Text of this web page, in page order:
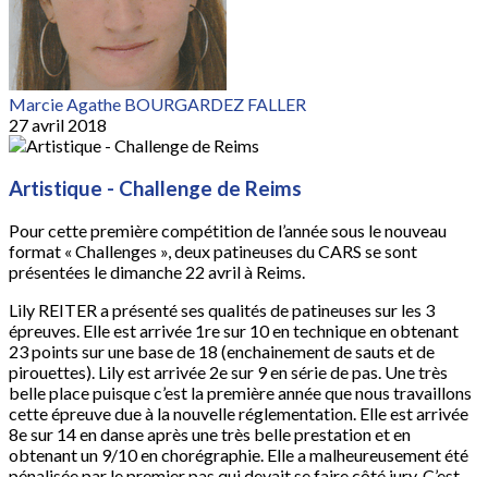
Marcie Agathe BOURGARDEZ FALLER
27 avril 2018
Artistique - Challenge de Reims
Pour cette première compétition de l’année sous le nouveau
format « Challenges », deux patineuses du CARS se sont
présentées le dimanche 22 avril à Reims.
Lily REITER a présenté ses qualités de patineuses sur les 3
épreuves. Elle est arrivée 1re sur 10 en technique en obtenant
23 points sur une base de 18 (enchainement de sauts et de
pirouettes). Lily est arrivée 2e sur 9 en série de pas. Une très
belle place puisque c’est la première année que nous travaillons
cette épreuve due à la nouvelle réglementation. Elle est arrivée
8e sur 14 en danse après une très belle prestation et en
obtenant un 9/10 en chorégraphie. Elle a malheureusement été